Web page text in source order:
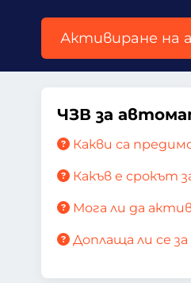
Активиране на
ЧЗВ за
Какви са
Какъв е срокът
Мога ли да
Доплаща ли се